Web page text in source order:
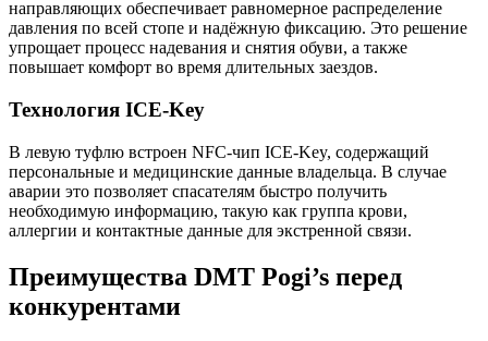
направляющих обеспечивает равномерное распределение
давления по всей стопе и надёжную фиксацию. Это решение
упрощает процесс надевания и снятия обуви, а также
повышает комфорт во время длительных заездов.
Технология ICE-Key
В левую туфлю встроен NFC-чип ICE-Key, содержащий
персональные и медицинские данные владельца. В случае
аварии это позволяет спасателям быстро получить
необходимую информацию, такую как группа крови,
аллергии и контактные данные для экстренной связи.
Преимущества DMT Pogi’s перед
конкурентами